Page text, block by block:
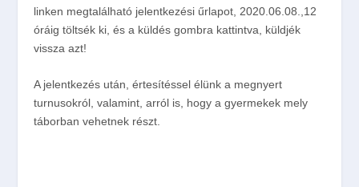
linken megtalálható jelentkezési űrlapot, 2020.06.08.,12
óráig töltsék ki, és a küldés gombra kattintva, küldjék
vissza azt!
A jelentkezés után, értesítéssel élünk a megnyert
turnusokról, valamint, arról is, hogy a gyermekek mely
táborban vehetnek részt.